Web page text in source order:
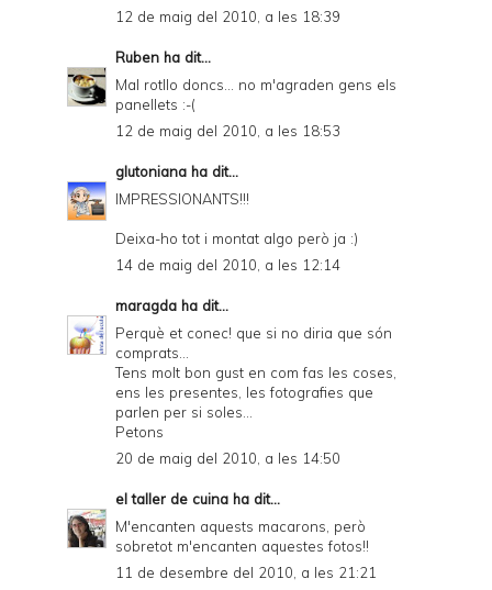
12 de maig del 2010, a les 18:39
Ruben ha dit...
Mal rotllo doncs... no m'agraden gens els
panellets :-(
12 de maig del 2010, a les 18:53
glutoniana ha dit...
IMPRESSIONANTS!!!
Deixa-ho tot i montat algo però ja :)
14 de maig del 2010, a les 12:14
maragda ha dit...
Perquè et conec! que si no diria que són
comprats...
Tens molt bon gust en com fas les coses,
ens les presentes, les fotografies que
parlen per si soles...
Petons
20 de maig del 2010, a les 14:50
el taller de cuina ha dit...
M'encanten aquests macarons, però
sobretot m'encanten aquestes fotos!!
11 de desembre del 2010, a les 21:21